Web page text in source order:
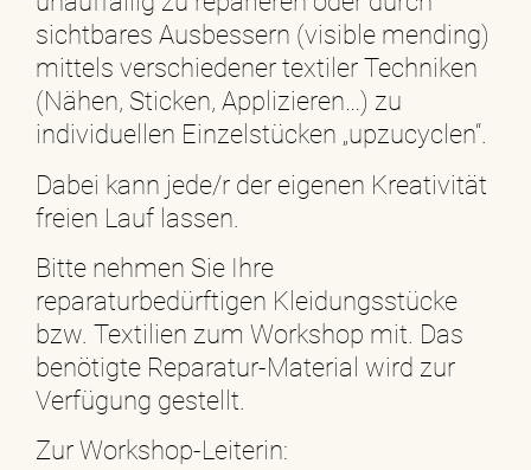
sichtbares Ausbessern (visible mending)
mittels verschiedener textiler Techniken
(Nähen, Sticken, Applizieren…) zu
individuellen Einzelstücken „upzucyclen“.
Dabei kann jede/r der eigenen Kreativität
freien Lauf lassen.
Bitte nehmen Sie Ihre
reparaturbedürftigen Kleidungsstücke
bzw. Textilien zum Workshop mit. Das
benötigte Reparatur-Material wird zur
Verfügung gestellt.
Zur Workshop-Leiterin: